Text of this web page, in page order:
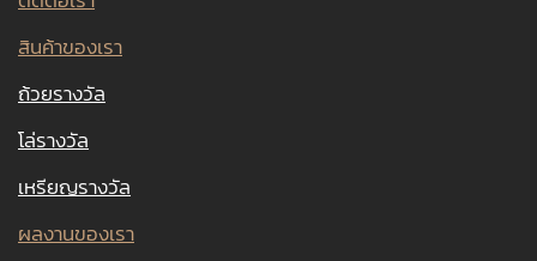
สินค้าของเรา
ถ้วยรางวัล
โล่รางวัล
เหรียญรางวัล
ผลงานของเรา